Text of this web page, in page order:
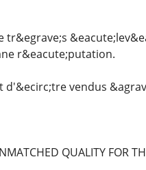
r&eacute;putation.
vendus
QUALITY FOR